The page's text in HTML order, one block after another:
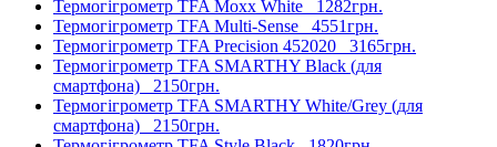
Термогігрометр TFA Moxx White 1282грн.
Термогігрометр TFA Multi-Sense 4551грн.
Термогігрометр TFA Precision 452020 3165грн.
Термогігрометр TFA SMARTHY Black (для
смартфона) 2150грн.
Термогігрометр TFA SMARTHY White/Grey (для
смартфона) 2150грн.